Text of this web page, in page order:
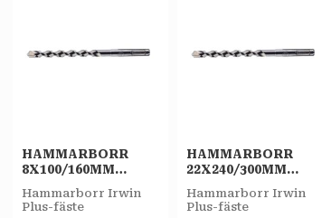
HAMMARBORR
8X100/160MM
PLUS-F IRWIN
Hammarborr Irwin
Plus-fäste
HAMMARBORR
22X240/300MM
PLUS-F IRWIN
Hammarborr Irwin
Plus-fäste